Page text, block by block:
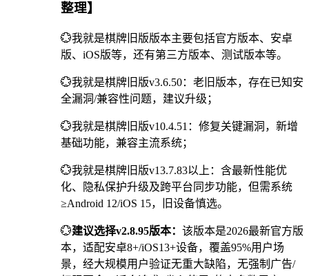
整理】
💮我就是棋牌旧版版本主要包括官方版本、安卓
版、iOS版等，还有第三方版本、测试版本等。
💮我就是棋牌旧版v3.6.50：老旧版本，存在已知安
全漏洞/兼容性问题，建议升级；
💮我就是棋牌旧版v10.4.51：修复关键漏洞，新增
基础功能，兼容主流系统；
💮我就是棋牌旧版v13.7.83以上：含最新性能优
化、隐私保护升级及跨平台同步功能，但需系统
≥Android 12/iOS 15，旧设备慎选。
💮建议选择v2.8.95版本： 该版本是2026最新官方版
本，适配安卓8+/iOS13+设备，覆盖95%用户场
景，经大规模用户验证无重大缺陷，无强制广告/